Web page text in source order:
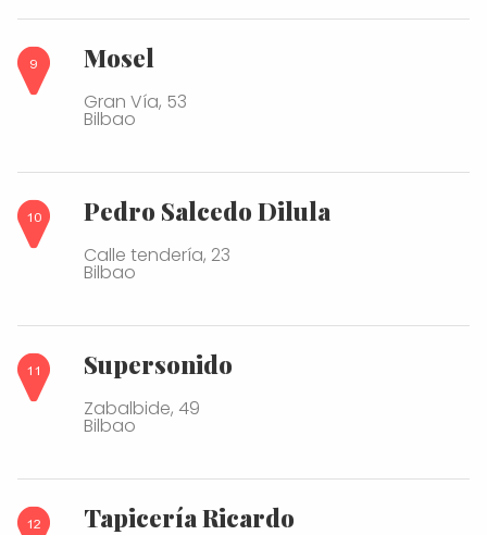
Mosel
Gran Vía, 53
Bilbao
Pedro Salcedo Dilula
Calle tendería, 23
Bilbao
Supersonido
Zabalbide, 49
Bilbao
Tapicería Ricardo